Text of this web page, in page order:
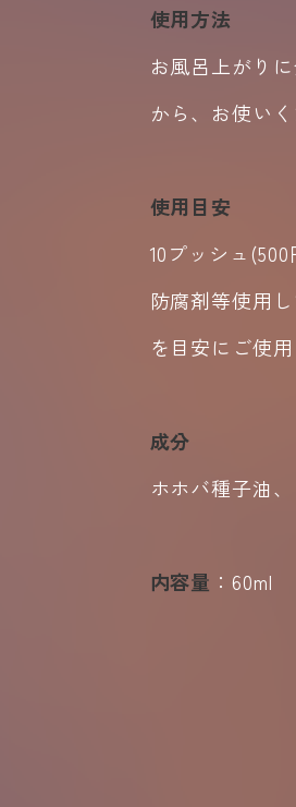
使用方法
お風呂上がり
から、お使いく
使用目安
10プッシュ (500
防腐剤等使用
を目安にご使用
成分
ホホバ種子油
内容量 ：60ml